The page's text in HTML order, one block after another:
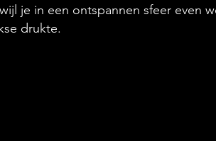
je in een ontspannen sfeer even
drukte.